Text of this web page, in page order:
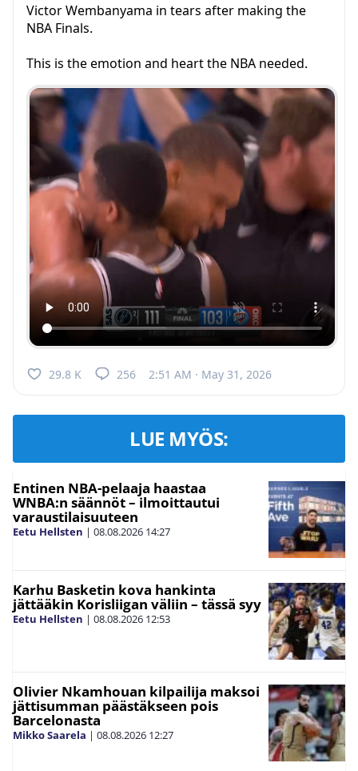
Victor Wembanyama in tears after making the
NBA Finals.
This is the emotion and heart the NBA needed.
29.8 K 256 2:51 AM · May 31, 2026
LUE MYÖS:
Entinen NBA-pelaaja haastaa
WNBA:n säännöt – ilmoittautui
varaustilaisuuteen
Eetu Hellsten | 08.08.2026 14:27
Karhu Basketin kova hankinta
jättääkin Korisliigan väliin – tässä syy
Eetu Hellsten | 08.08.2026 12:53
Olivier Nkamhouan kilpailija maksoi
jättisumman päästäkseen pois
Barcelonasta
Mikko Saarela | 08.08.2026 12:27